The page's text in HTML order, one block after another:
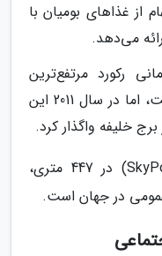
از غذاهای بومیان با
می‌دهد.
رکورد مرتفع‌ترین
رستوران جهان را در اختیار داشت، اما در سال 2011 این
خلیفه واگذار کرد.
برای ارتفاعی بالاتر، اسکای‌پاد (SkyPod) در 447 متری،
در جهان است.